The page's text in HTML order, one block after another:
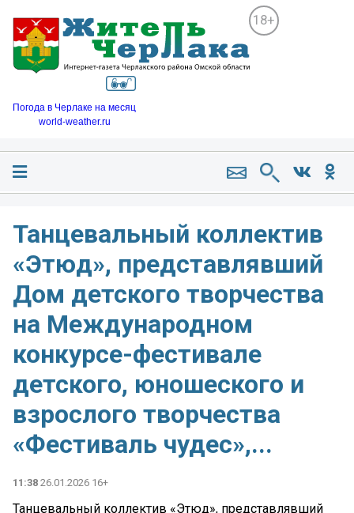
18+
Погода в Черлаке на месяц
world-weather.ru
Танцевальный коллектив
«Этюд», представлявший
Дом детского творчества
на Международном
конкурсе-фестивале
детского, юношеского и
взрослого творчества
«Фестиваль чудес»,...
11:38 26.01.2026 16+
Танцевальный коллектив «Этюд», представлявший